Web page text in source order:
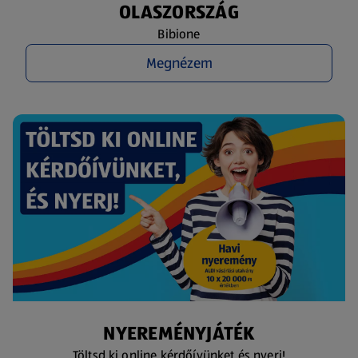
OLASZORSZÁG
Bibione
Megnézem
NYEREMÉNYJÁTÉK